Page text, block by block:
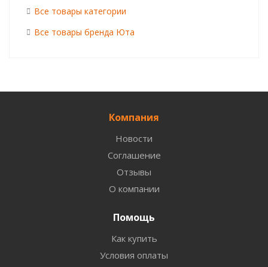
Все товары категории
Все товары бренда Юта
Компания
Новости
Соглашение
Отзывы
О компании
Помощь
Как купить
Условия оплаты